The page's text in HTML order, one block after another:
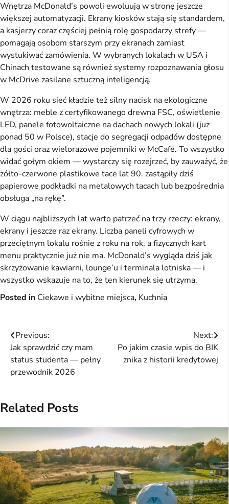
Wnętrza McDonald’s powoli ewoluują w stronę jeszcze
większej automatyzacji. Ekrany kiosków stają się standardem,
a kasjerzy coraz częściej pełnią rolę gospodarzy strefy —
pomagają osobom starszym przy ekranach zamiast
wystukiwać zamówienia. W wybranych lokalach w USA i
Chinach testowane są również systemy rozpoznawania głosu
w McDrive zasilane sztuczną inteligencją.
W 2026 roku sieć kładzie też silny nacisk na ekologiczne
wnętrza: meble z certyfikowanego drewna FSC, oświetlenie
LED, panele fotowoltaiczne na dachach nowych lokali (już
ponad 50 w Polsce), stacje do segregacji odpadów dostępne
dla gości oraz wielorazowe pojemniki w McCafé. To wszystko
widać gołym okiem — wystarczy się rozejrzeć, by zauważyć, że
żółto-czerwone plastikowe tace lat 90. zastąpiły dziś
papierowe podkładki na metalowych tacach lub bezpośrednia
obsługa „na rękę”.
W ciągu najbliższych lat warto patrzeć na trzy rzeczy: ekrany,
ekrany i jeszcze raz ekrany. Liczba paneli cyfrowych w
przeciętnym lokalu rośnie z roku na rok, a fizycznych kart
menu praktycznie już nie ma. McDonald’s wygląda dziś jak
skrzyżowanie kawiarni, lounge’u i terminala lotniska — i
wszystko wskazuje na to, że ten kierunek się utrzyma.
Posted in Ciekawe i wybitne miejsca, Kuchnia
Nawigacja
wpisu
Previous:
Jak sprawdzić czy mam
status studenta — pełny
przewodnik 2026
Next:
Po jakim czasie wpis do BIK
znika z historii kredytowej
Related Posts